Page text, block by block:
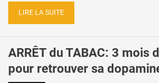
LIRE LA SUITE
ARRÊT du TABAC: 3 mois
pour retrouver sa